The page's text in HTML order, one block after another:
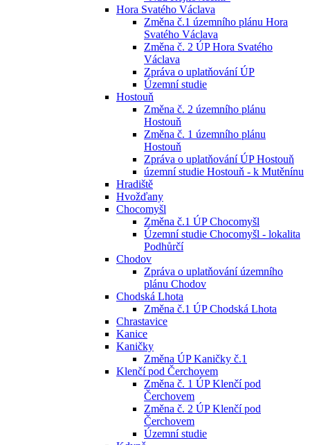
Hora Svatého Václava
Změna č.1 územního plánu Hora
Svatého Václava
Změna č. 2 ÚP Hora Svatého
Václava
Zpráva o uplatňování ÚP
Územní studie
Hostouň
Změna č. 2 územního plánu
Hostouň
Změna č. 1 územního plánu
Hostouň
Zpráva o uplatňování ÚP Hostouň
územní studie Hostouň - k Mutěnínu
Hradiště
Hvožďany
Chocomyšl
Změna č.1 ÚP Chocomyšl
Územní studie Chocomyšl - lokalita
Podhůrčí
Chodov
Zpráva o uplatňování územního
plánu Chodov
Chodská Lhota
Změna č.1 ÚP Chodská Lhota
Chrastavice
Kanice
Kaničky
Změna ÚP Kaničky č.1
Klenčí pod Čerchovem
Změna č. 1 ÚP Klenčí pod
Čerchovem
Změna č. 2 ÚP Klenčí pod
Čerchovem
Územní studie